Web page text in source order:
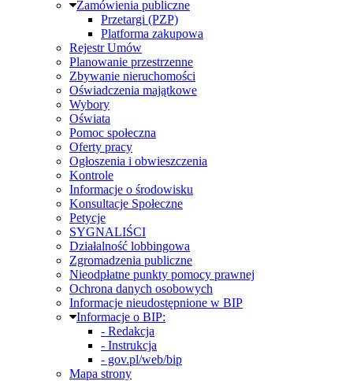
Zamówienia publiczne
Przetargi (PZP)
Platforma zakupowa
Rejestr Umów
Planowanie przestrzenne
Zbywanie nieruchomości
Oświadczenia majątkowe
Wybory
Oświata
Pomoc społeczna
Oferty pracy
Ogłoszenia i obwieszczenia
Kontrole
Informacje o środowisku
Konsultacje Społeczne
Petycje
SYGNALIŚCI
Działalność lobbingowa
Zgromadzenia publiczne
Nieodpłatne punkty pomocy prawnej
Ochrona danych osobowych
Informacje nieudostępnione w BIP
Informacje o BIP:
- Redakcja
- Instrukcja
- gov.pl/web/bip
Mapa strony